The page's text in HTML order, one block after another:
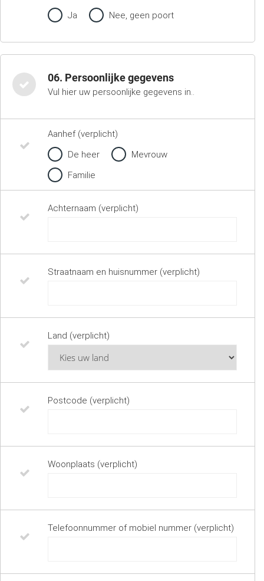
Ja Nee, geen poort
06. Persoonlijke gegevens
Vul hier uw persoonlijke gegevens in..
Aanhef (verplicht)
De heer
Mevrouw
Familie
Achternaam (verplicht)
Straatnaam en huisnummer (verplicht)
Land (verplicht)
Postcode (verplicht)
Woonplaats (verplicht)
Telefoonnummer of mobiel nummer (verplicht)